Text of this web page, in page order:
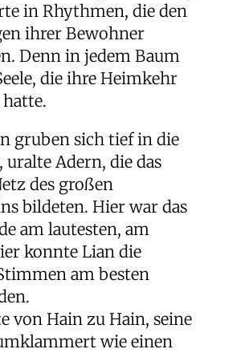
in Rhythmen, die den
ihrer Bewohner
Denn in jedem Baum
die ihre Heimkehr
gruben sich tief in die
uralte Adern, die das
des großen
bildeten. Hier war das
am lautesten, am
konnte Lian die
am besten
von Hain zu Hain, seine
wie einen